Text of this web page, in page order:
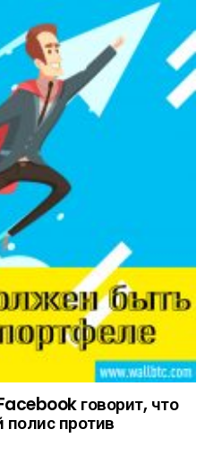
говорит, что
против